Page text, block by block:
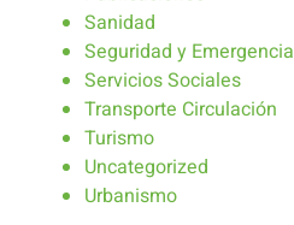
Sanidad
Seguridad y Emergencia
Servicios Sociales
Transporte Circulación
Turismo
Uncategorized
Urbanismo